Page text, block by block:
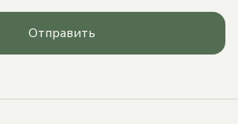
Отправить